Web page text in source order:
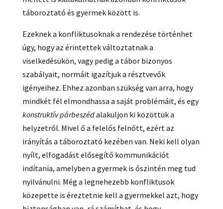
táboroztató és gyermek között is.
Ezeknek a konfliktusoknak a rendezése történhet
úgy, hogy az érintettek változtatnak a
viselkedésükön, vagy pedig a tábor bizonyos
szabályait, normáit igazítjuk a résztvevők
igényeihez. Ehhez azonban szükség van arra, hogy
mindkét fél elmondhassa a saját problémáit, és egy
konstruktív párbeszédalakuljon ki közöttük a
helyzetről. Mivel ő a felelős felnőtt, ezért az
irányítás a táboroztató kezében van. Neki kell olyan
nyílt, elfogadást elősegítő kommunikációt
indítania, amelyben a gyermek is őszintén meg tud
nyilvánulni. Még a legnehezebb konfliktusok
közepette is éreztetnie kell a gyermekkel azt, hogy